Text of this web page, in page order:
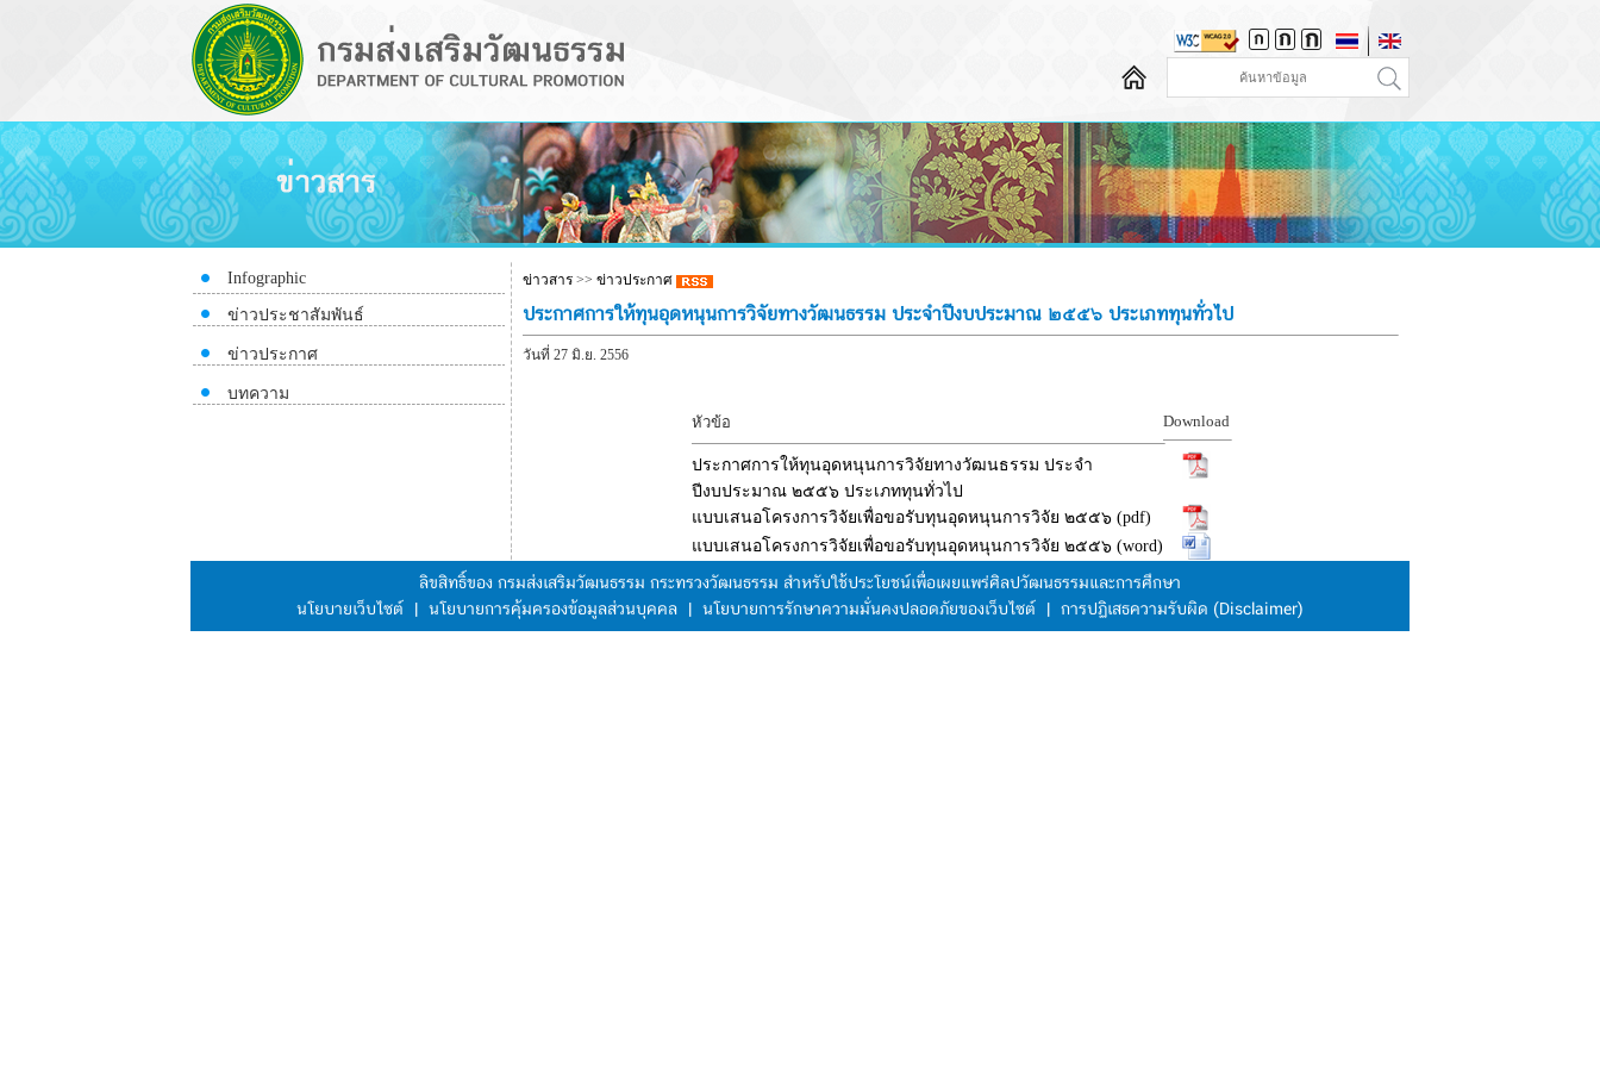
Infographic
ข่าวประชาสัมพันธ์
ข่าวประกาศ
บทความ
ข่าวสาร >> ข่าวประกาศ
ประกาศการให้ทุนอุดหนุนการวิจัยทางวัฒนธรรม ประจำปีงบประมาณ ๒๕๕๖ ประเภททุนทั่วไป
วันที่ 27 มิ.ย. 2556
หัวข้อ Download
ประกาศการให้ทุนอุดหนุนการวิจัยทางวัฒนธรรม ประจำ
ปีงบประมาณ ๒๕๕๖ ประเภททุนทั่วไป
แบบเสนอโครงการวิจัยเพื่อขอรับทุนอุดหนุนการวิจัย ๒๕๕๖ (pdf)
แบบเสนอโครงการวิจัยเพื่อขอรับทุนอุดหนุนการวิจัย ๒๕๕๖ (word)
ลิขสิทธิ์ของ กรมส่งเสริมวัฒนธรรม กระทรวงวัฒนธรรม สำหรับใช้ประโยชน์เพื่อเผยแพร่ศิลปวัฒนธรรมและการศึกษา
นโยบายเว็บไซต์
| นโยบายการคุ้มครองข้อมูลส่วนบุคคล | นโยบายการรักษาความมั่นคงปลอดภัยของเว็บไซต์ | การปฏิเสธความรับผิด (Disclaimer)